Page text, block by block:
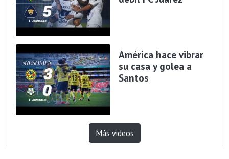
América hace vibrar
su casa y golea a
Santos
Más videos